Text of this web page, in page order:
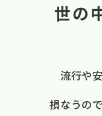
世の
流行や​
損なうの